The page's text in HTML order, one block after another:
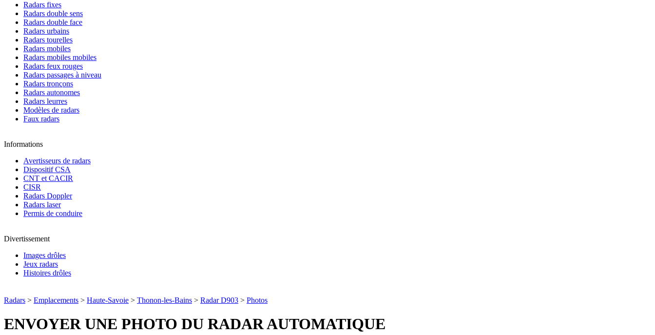
Radars fixes
Radars double sens
Radars double face
Radars urbains
Radars tourelles
Radars mobiles
Radars mobiles mobiles
Radars feux rouges
Radars passages à niveau
Radars tronçons
Radars autonomes
Radars leurres
Modèles de radars
Faux radars
Informations
Avertisseurs de radars
Dispositif CSA
CNT et CACIR
CISR
Radars Doppler
Radars laser
Permis de conduire
Divertissement
Images drôles
Jeux radars
Histoires drôles
Radars > Emplacements > Haute-Savoie > Thonon-les-Bains > Radar D903 > Photos
ENVOYER UNE PHOTO DU RADAR AUTOMATIQUE